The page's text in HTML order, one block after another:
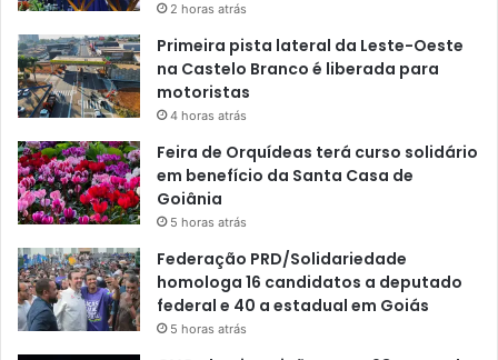
2 horas atrás
Primeira pista lateral da Leste-Oeste
na Castelo Branco é liberada para
motoristas
4 horas atrás
Feira de Orquídeas terá curso solidário
em benefício da Santa Casa de
Goiânia
5 horas atrás
Federação PRD/Solidariedade
homologa 16 candidatos a deputado
federal e 40 a estadual em Goiás
5 horas atrás